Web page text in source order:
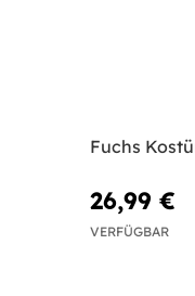
Fuchs
26,99 €
VERFÜGBAR